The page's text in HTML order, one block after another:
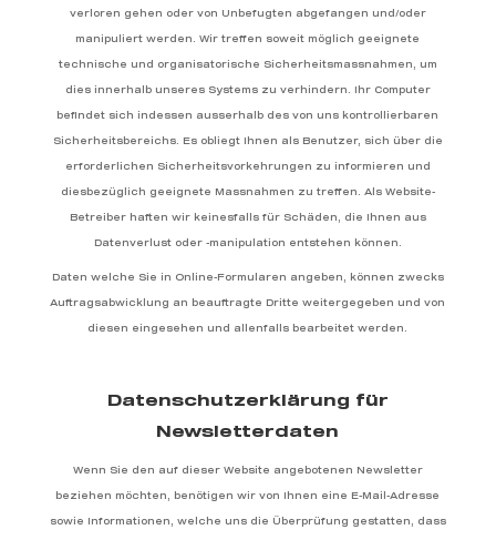
verloren gehen oder von Unbefugten abgefangen und/oder
manipuliert werden. Wir treffen soweit möglich geeignete
technische und organisatorische Sicherheitsmassnahmen, um
dies innerhalb unseres Systems zu verhindern. Ihr Computer
befindet sich indessen ausserhalb des von uns kontrollierbaren
Sicherheitsbereichs. Es obliegt Ihnen als Benutzer, sich über die
erforderlichen Sicherheitsvorkehrungen zu informieren und
diesbezüglich geeignete Massnahmen zu treffen. Als Website-
Betreiber haften wir keinesfalls für Schäden, die Ihnen aus
Datenverlust oder -manipulation entstehen können.
Daten welche Sie in Online-Formularen angeben, können zwecks
Auftragsabwicklung an beauftragte Dritte weitergegeben und von
diesen eingesehen und allenfalls bearbeitet werden.
Datenschutzerklärung für
Newsletterdaten
Wenn Sie den auf dieser Website angebotenen Newsletter
beziehen möchten, benötigen wir von Ihnen eine E-Mail-Adresse
sowie Informationen, welche uns die Überprüfung gestatten, dass